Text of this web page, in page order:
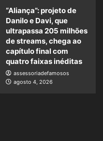
“Aliança”: projeto de
Danilo e Davi, que
ultrapassa 205 milhões
de streams, chega ao
capítulo final com
quatro faixas inéditas
assessoriadefamosos
agosto 4, 2026